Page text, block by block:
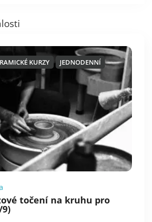
KURZY JEDNODENNÍ
točení na kruhu pro